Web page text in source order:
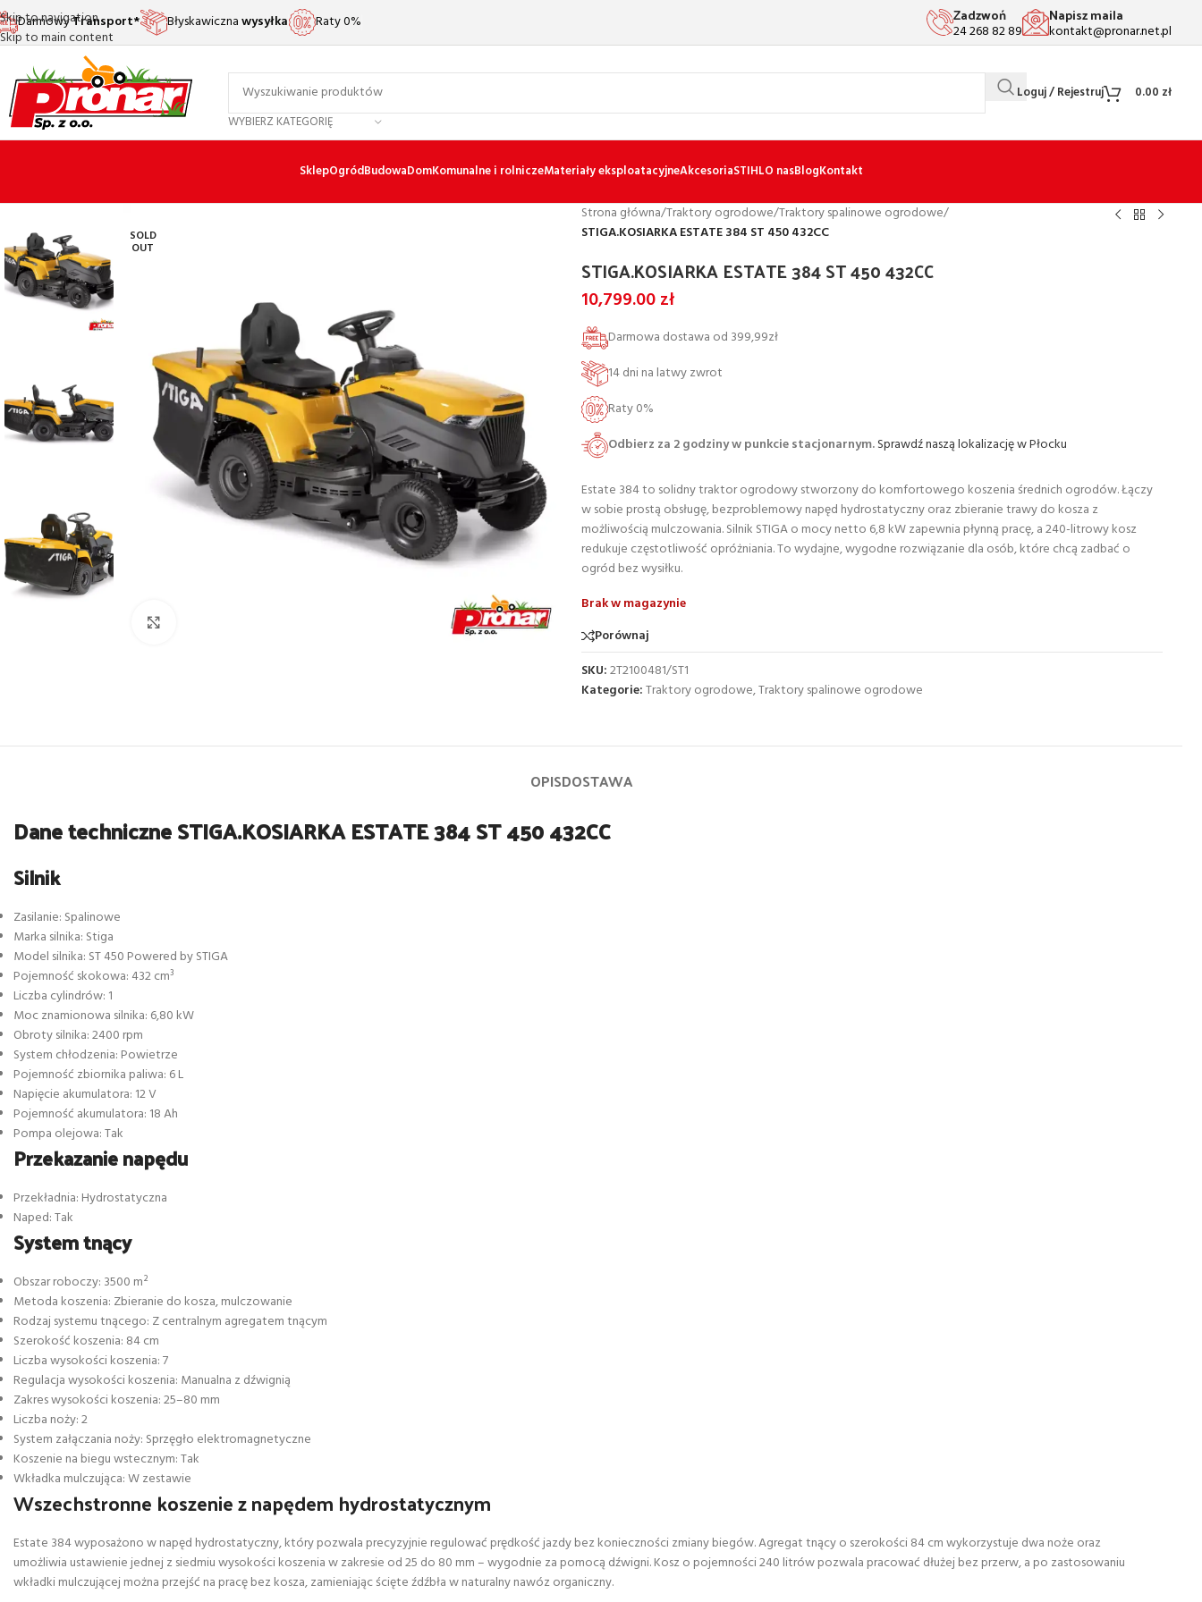
Skip to navigation
Skip to main content
DarmowyTransport* Błyskawicznawysyłka Raty 0% Zadzwoń
24 268 82 89
Napisz maila
kontakt@pronar.net.pl
WYBIERZ KATEGORIĘ
Loguj / Rejestruj 0.00 zł
SklepOgródBudowaDomKomunalne i rolniczeMateriały eksploatacyjneAkcesoriaSTIHLO nasBlogKontakt
SOLD
OUT
Strona główna/Traktory ogrodowe/Traktory spalinowe ogrodowe/
STIGA.KOSIARKA ESTATE 384 ST 450 432CC
STIGA.KOSIARKA ESTATE 384 ST 450 432CC
10,799.00zł
Darmowa dostawa od 399,99zł
14 dni na latwy zwrot
Raty 0%
Odbierz za 2 godziny w punkcie stacjonarnym.Sprawdź naszą lokalizację w Płocku
Estate 384 to solidny traktor ogrodowy stworzony do komfortowego koszenia średnich ogrodów. Łączy
w sobie prostą obsługę, bezproblemowy napęd hydrostatyczny oraz zbieranie trawy do kosza z
możliwością mulczowania. Silnik STIGA o mocy netto 6,8 kW zapewnia płynną pracę, a 240-litrowy kosz
redukuje częstotliwość opróżniania. To wydajne, wygodne rozwiązanie dla osób, które chcą zadbać o
ogród bez wysiłku.
Brak w magazynie
Porównaj
SKU:2T2100481/ST1
Kategorie:Traktory ogrodowe,Traktory spalinowe ogrodowe
OPISDOSTAWA
Dane techniczne STIGA.KOSIARKA ESTATE 384 ST 450 432CC
Silnik
Zasilanie: Spalinowe
Marka silnika: Stiga
Model silnika: ST 450 Powered by STIGA
Pojemność skokowa: 432 cm³
Liczba cylindrów: 1
Moc znamionowa silnika: 6,80 kW
Obroty silnika: 2400 rpm
System chłodzenia: Powietrze
Pojemność zbiornika paliwa: 6 L
Napięcie akumulatora: 12 V
Pojemność akumulatora: 18 Ah
Pompa olejowa: Tak
Przekazanie napędu
Przekładnia: Hydrostatyczna
Naped: Tak
System tnący
Obszar roboczy: 3500 m²
Metoda koszenia: Zbieranie do kosza, mulczowanie
Rodzaj systemu tnącego: Z centralnym agregatem tnącym
Szerokość koszenia: 84 cm
Liczba wysokości koszenia: 7
Regulacja wysokości koszenia: Manualna z dźwignią
Zakres wysokości koszenia: 25–80 mm
Liczba noży: 2
System załączania noży: Sprzęgło elektromagnetyczne
Koszenie na biegu wstecznym: Tak
Wkładka mulczująca: W zestawie
Wszechstronne koszenie z napędem hydrostatycznym
Estate 384 wyposażono w napęd hydrostatyczny, który pozwala precyzyjnie regulować prędkość jazdy bez konieczności zmiany biegów. Agregat tnący o szerokości 84 cm wykorzystuje dwa noże oraz
umożliwia ustawienie jednej z siedmiu wysokości koszenia w zakresie od 25 do 80 mm – wygodnie za pomocą dźwigni. Kosz o pojemności 240 litrów pozwala pracować dłużej bez przerw, a po zastosowaniu
wkładki mulczującej można przejść na pracę bez kosza, zamieniając ścięte źdźbła w naturalny nawóz organiczny.